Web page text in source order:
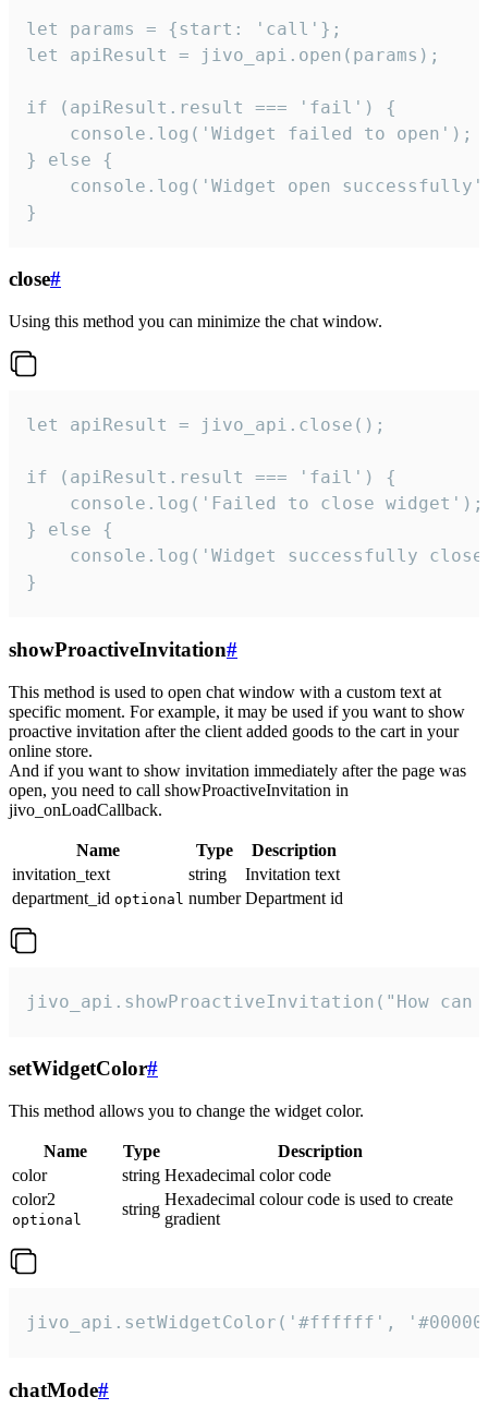
let params = {start: 'call'};
let apiResult = jivo_api.open(params);
if (apiResult.result === 'fail') {
    console.log('Widget failed to open');
} else {
console.log('Widget open
}
close#
Using this method you can minimize the chat window.
let apiResult = jivo_api.close();
if (apiResult.result === 'fail') {
    console.log('Failed to close widget');
} else {
console.log('Widget successfully
}
showProactiveInvitation#
This method is used to open chat window with a custom text at
specific moment. For example, it may be used if you want to show
proactive invitation after the client added goods to the cart in your
online store.
And if you want to show invitation immediately after the page was
open, you need to call showProactiveInvitation in
jivo_onLoadCallback.
Name Type
Description
invitation_text
string
Invitation text
department_id optional number Department id
jivo_api.showProactiveInvitation("How
setWidgetColor#
This method allows you to change the widget color.
Name Type
Description
color
string Hexadecimal color code
color2
optional
string
Hexadecimal colour code is used to create
gradient
jivo_api.setWidgetColor('#ffffff',
chatMode#